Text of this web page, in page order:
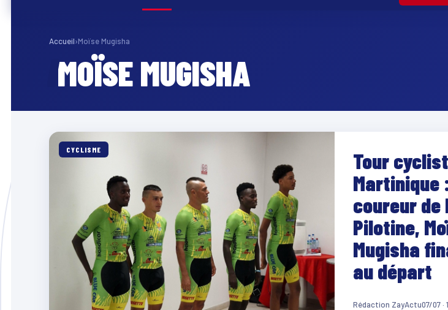
Accueil›Moïse Mugisha
MOÏSE MUGISHA
CYCLISME
Tour
Martinique
coureur de
Pilotine,
Mugisha
au départ
Rédaction ZayActu07/07 ·